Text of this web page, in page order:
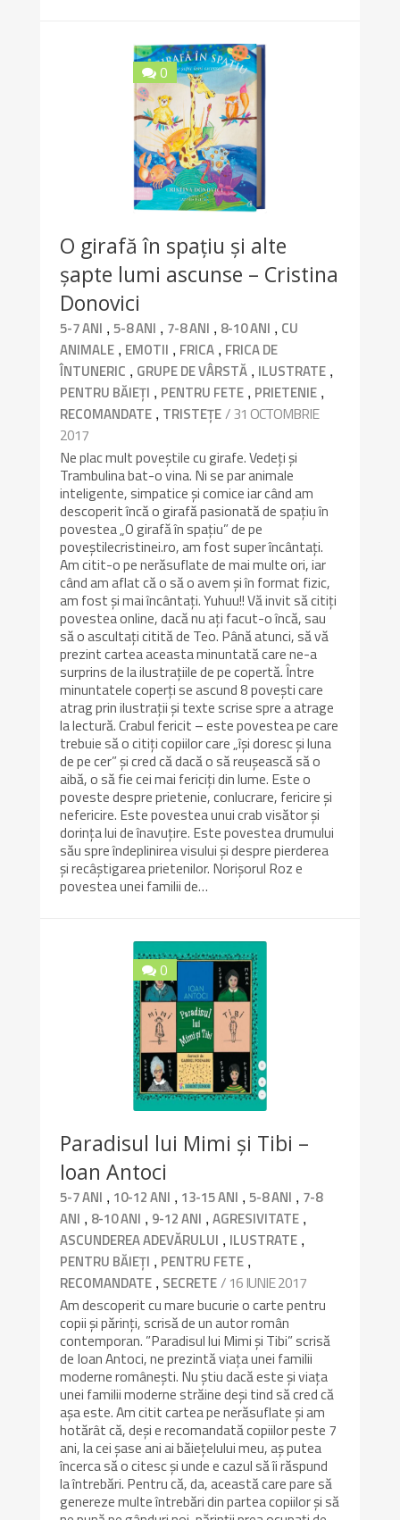
0
O girafă în spațiu și alte
șapte lumi ascunse – Cristina
Donovici
5-7 ANI ,5-8 ANI , 7-8 ANI , 8-10 ANI , CU
ANIMALE , EMOTII , FRICA , FRICA DE
ÎNTUNERIC , GRUPE DE VÂRSTĂ , ILUSTRATE ,
PENTRU BĂIEȚI , PENTRU FETE , PRIETENIE ,
RECOMANDATE , TRISTEȚE/ 31 OCTOMBRIE
2017
Ne plac mult poveștile cu girafe. Vedeți și
Trambulina bat-o vina. Ni se par animale
inteligente, simpatice și comice iar când am
descoperit încă o girafă pasionată de spațiu în
povestea „O girafă în spațiu” de pe
poveștilecristinei.ro, am fost super încântați.
Am citit-o pe nerăsuflate de mai multe ori, iar
când am aflat că o să o avem și în format fizic,
am fost și mai încântați. Yuhuu!! Vă invit să citiți
povestea online, dacă nu ați facut-o încă, sau
să o ascultați citită de Teo. Până atunci, să vă
prezint cartea aceasta minuntată care ne-a
surprins de la ilustrațiile de pe copertă. Între
minuntatele coperți se ascund 8 povești care
atrag prin ilustrații și texte scrise spre a atrage
la lectură. Crabul fericit – este povestea pe care
trebuie să o citiți copiilor care „își doresc și luna
de pe cer” și cred că dacă o să reușească să o
aibă, o să fie cei mai fericiți din lume. Este o
poveste despre prietenie, conlucrare, fericire și
nefericire. Este povestea unui crab visător și
dorința lui de înavuțire. Este povestea drumului
său spre îndeplinirea visului și despre pierderea
și recâștigarea prietenilor. Norișorul Roz e
povestea unei familii de…
0
Paradisul lui Mimi și Tibi –
Ioan Antoci
5-7 ANI , 10-12 ANI , 13-15 ANI ,5-8 ANI , 7-8
ANI , 8-10 ANI , 9-12 ANI ,AGRESIVITATE ,
ASCUNDEREA ADEVĂRULUI , ILUSTRATE ,
PENTRU BĂIEȚI , PENTRU FETE ,
RECOMANDATE , SECRETE/ 16 IUNIE 2017
Am descoperit cu mare bucurie o carte pentru
copii și părinți, scrisă de un autor român
contemporan. ”Paradisul lui Mimi și Tibi” scrisă
de Ioan Antoci, ne prezintă viața unei familii
moderne românești. Nu știu dacă este și viața
unei familii moderne străine deși tind să cred că
așa este. Am citit cartea pe nerăsuflate și am
hotărât că, deși e recomandată copiilor peste 7
ani, la cei șase ani ai băiețelului meu, aș putea
încerca să o citesc și unde e cazul să îi răspund
la întrebări. Pentru că, da, această care pare să
genereze multe întrebări din partea copiilor și să